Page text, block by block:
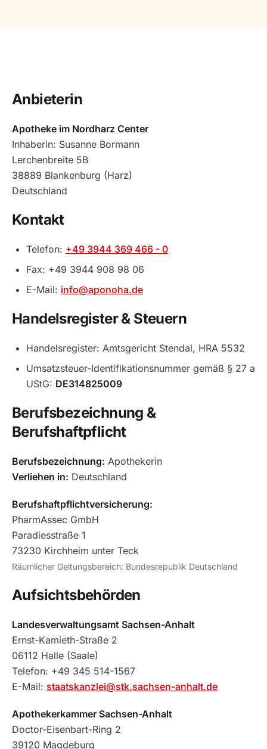
Anbieterin
Apotheke im Nordharz Center
Inhaberin: Susanne Bormann
Lerchenbreite 5B
38889 Blankenburg (Harz)
Deutschland
Kontakt
Telefon: +49 3944 369 466 - 0
Fax: +49 3944 908 98 06
E-Mail: info@aponoha.de
Handelsregister & Steuern
Handelsregister: Amtsgericht Stendal, HRA 5532
Umsatzsteuer-Identifikationsnummer gemäß § 27 a
UStG: DE314825009
Berufsbezeichnung &
Berufshaftpflicht
Berufsbezeichnung: Apothekerin
Verliehen in: Deutschland
Berufshaftpflichtversicherung:
PharmAssec GmbH
Paradiesstraße 1
73230 Kirchheim unter Teck
Räumlicher Geltungsbereich: Bundesrepublik Deutschland
Aufsichtsbehörden
Landesverwaltungsamt Sachsen-Anhalt
Ernst-Kamieth-Straße 2
06112 Halle (Saale)
Telefon: +49 345 514-1567
E-Mail: staatskanzlei@stk.sachsen-anhalt.de
Apothekerkammer Sachsen-Anhalt
Doctor-Eisenbart-Ring 2
39120 Magdeburg